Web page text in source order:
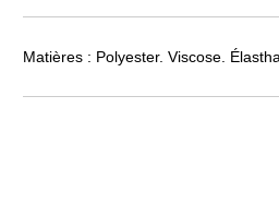
Matières : Polyester. Viscose.